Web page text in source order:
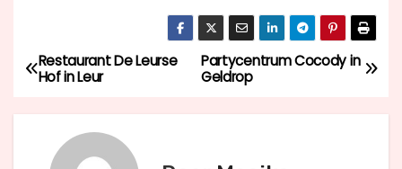
B
e
Partycentrum Cocody in
Geldrop
Restaurant De Leurse
Hof in Leur